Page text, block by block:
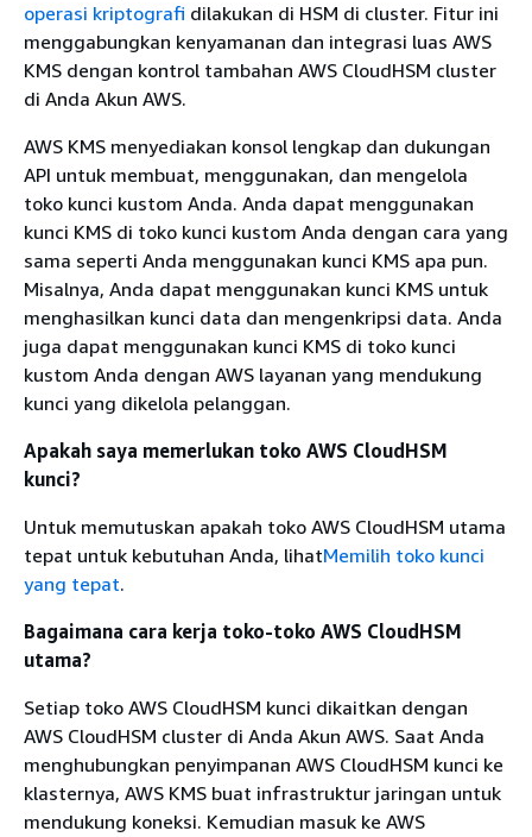
operasi kriptografi dilakukan di HSM di cluster. Fitur ini
menggabungkan kenyamanan dan integrasi luas AWS
KMS dengan kontrol tambahan AWS CloudHSM cluster
di Anda Akun AWS.
AWS KMS menyediakan konsol lengkap dan dukungan
API untuk membuat, menggunakan, dan mengelola
toko kunci kustom Anda. Anda dapat menggunakan
kunci KMS di toko kunci kustom Anda dengan cara yang
sama seperti Anda menggunakan kunci KMS apa pun.
Misalnya, Anda dapat menggunakan kunci KMS untuk
menghasilkan kunci data dan mengenkripsi data. Anda
juga dapat menggunakan kunci KMS di toko kunci
kustom Anda dengan AWS layanan yang mendukung
kunci yang dikelola pelanggan.
Apakah saya memerlukan toko AWS CloudHSM
kunci?
Untuk memutuskan apakah toko AWS CloudHSM utama
tepat untuk kebutuhan Anda, lihatMemilih toko kunci
yang tepat.
Bagaimana cara kerja toko-toko AWS CloudHSM
utama?
Setiap toko AWS CloudHSM kunci dikaitkan dengan
AWS CloudHSM cluster di Anda Akun AWS. Saat Anda
menghubungkan penyimpanan AWS CloudHSM kunci ke
klasternya, AWS KMS buat infrastruktur jaringan untuk
mendukung koneksi. Kemudian masuk ke AWS